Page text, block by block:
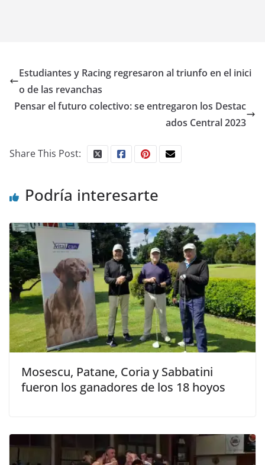
Estudiantes y Racing regresaron al triunfo en el inici
o de las revanchas
Pensar el futuro colectivo: se entregaron los Destac
ados Central 2023
Share This Post:
Podría interesarte
Mosescu, Patane, Coria y Sabbatini
fueron los ganadores de los 18 hoyos